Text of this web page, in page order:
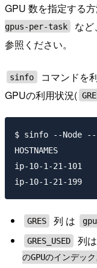
GPU 数を指定する方
gpus-per-task
な
参照ください。
sinfo コマンドを
GPUの利用状況(
$ sinfo --Node --
HOSTNAMES
ip-10-1-21-101
GRES 列 は
GRES_USED 列は
のGPUのインデッ